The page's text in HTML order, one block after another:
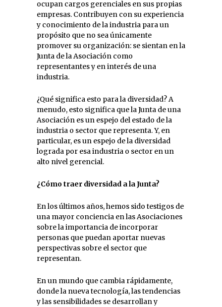
ocupan cargos gerenciales en sus propias
empresas. Contribuyen con su experiencia
y conocimiento de la industria para un
propósito que no sea únicamente
promover su organización: se sientan en la
Junta de la Asociación como
representantes y en interés de una
industria.
¿Qué significa esto para la diversidad? A
menudo, esto significa que la Junta de una
Asociación es un espejo del estado de la
industria o sector que representa. Y, en
particular, es un espejo de la diversidad
lograda por esa industria o sector en un
alto nivel gerencial.
¿Cómo traer diversidad a la Junta?
En los últimos años, hemos sido testigos de
una mayor conciencia en las Asociaciones
sobre la importancia de incorporar
personas que puedan aportar nuevas
perspectivas sobre el sector que
representan.
En un mundo que cambia rápidamente,
donde la nueva tecnología, las tendencias
y las sensibilidades se desarrollan y